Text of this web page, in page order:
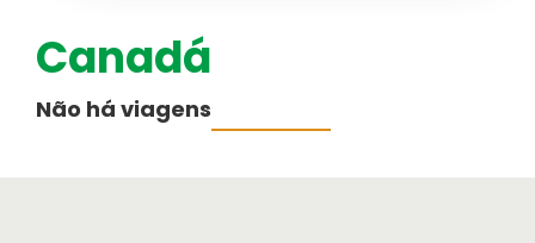
Australásia
Cruzeiros
PESQUISAR VIAGENS
Canadá
Não há viagens